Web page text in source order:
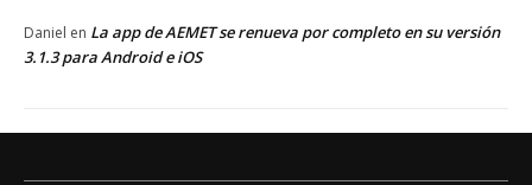
Daniel en La app de AEMET se renueva por completo en su versión
3.1.3 para Android e iOS